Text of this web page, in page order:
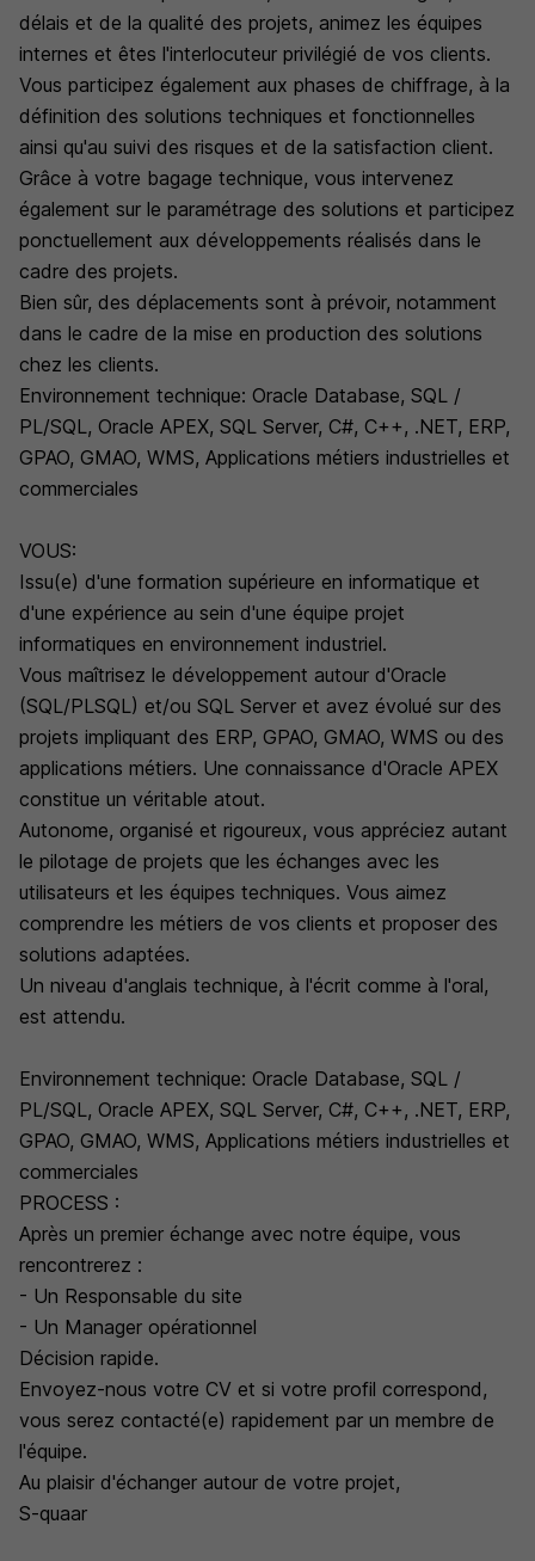
délais et de la qualité des projets, animez les équipes
internes et êtes l'interlocuteur privilégié de vos clients.
Vous participez également aux phases de chiffrage, à la
définition des solutions techniques et fonctionnelles
ainsi qu'au suivi des risques et de la satisfaction client.
Grâce à votre bagage technique, vous intervenez
également sur le paramétrage des solutions et participez
ponctuellement aux développements réalisés dans le
cadre des projets.
Bien sûr, des déplacements sont à prévoir, notamment
dans le cadre de la mise en production des solutions
chez les clients.
Environnement technique: Oracle Database, SQL /
PL/SQL, Oracle APEX, SQL Server, C#, C++, .NET, ERP,
GPAO, GMAO, WMS, Applications métiers industrielles et
commerciales
VOUS:
Issu(e) d'une formation supérieure en informatique et
d'une expérience au sein d'une équipe projet
informatiques en environnement industriel.
Vous maîtrisez le développement autour d'Oracle
(SQL/PLSQL) et/ou SQL Server et avez évolué sur des
projets impliquant des ERP, GPAO, GMAO, WMS ou des
applications métiers. Une connaissance d'Oracle APEX
constitue un véritable atout.
Autonome, organisé et rigoureux, vous appréciez autant
le pilotage de projets que les échanges avec les
utilisateurs et les équipes techniques. Vous aimez
comprendre les métiers de vos clients et proposer des
solutions adaptées.
Un niveau d'anglais technique, à l'écrit comme à l'oral,
est attendu.
Environnement technique: Oracle Database, SQL /
PL/SQL, Oracle APEX, SQL Server, C#, C++, .NET, ERP,
GPAO, GMAO, WMS, Applications métiers industrielles et
commerciales
PROCESS :
Après un premier échange avec notre équipe, vous
rencontrerez :
- Un Responsable du site
- Un Manager opérationnel
Décision rapide.
Envoyez-nous votre CV et si votre profil correspond,
vous serez contacté(e) rapidement par un membre de
l'équipe.
Au plaisir d'échanger autour de votre projet,
S-quaar